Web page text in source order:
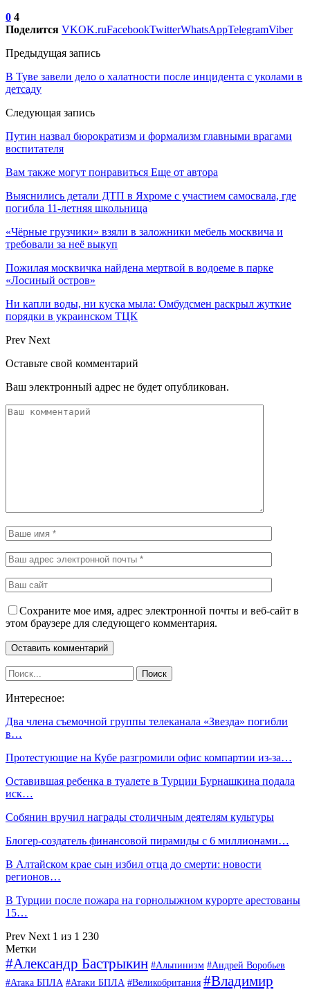
0 4
Поделится VKOK.ruFacebookTwitterWhatsAppTelegramViber
Предыдущая запись
В Туве завели дело о халатности после инцидента с уколами в
детсаду
Следующая запись
Путин назвал бюрократизм и формализм главными врагами
воспитателя
Вам также могут понравиться Еще от автора
Выяснились детали ДТП в Яхроме с участием самосвала, где
погибла 11-летняя школьница
«Чёрные грузчики» взяли в заложники мебель москвича и
требовали за неё выкуп
Пожилая москвичка найдена мертвой в водоеме в парке
«Лосиный остров»
Ни капли воды, ни куска мыла: Омбудсмен раскрыл жуткие
порядки в украинском ТЦК
Prev Next
Оставьте свой комментарий
Ваш электронный адрес не будет опубликован.
Сохраните мое имя, адрес электронной почты и веб-сайт в
этом браузере для следующего комментария.
Интересное:
Два члена съемочной группы телеканала «Звезда» погибли
в…
Протестующие на Кубе разгромили офис компартии из-за…
Оставившая ребенка в туалете в Турции Бурнашкина подала
иск…
Собянин вручил награды столичным деятелям культуры
Блогер-создатель финансовой пирамиды с 6 миллионами…
В Алтайском крае сын избил отца до смерти: новости
регионов…
В Турции после пожара на горнолыжном курорте арестованы
15…
Prev Next 1 из 1 230
Метки
#Александр Бастрыкин #Альпинизм #Андрей Воробьев
#Атака БПЛА #Атаки БПЛА #Великобритания #Владимир